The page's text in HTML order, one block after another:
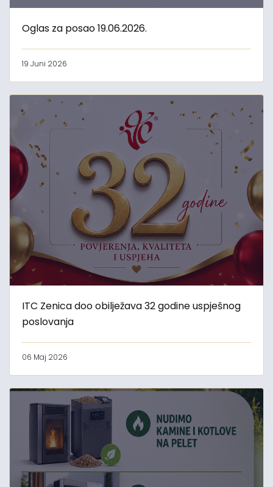
Oglas za posao 19.06.2026.
19 Juni 2026
ITC Zenica doo obilježava 32 godine uspješnog
poslovanja
06 Maj 2026